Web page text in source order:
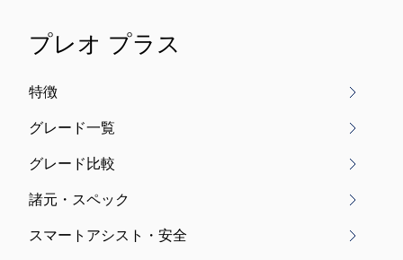
プレオ プラス
特徴
グレード一覧
グレード比較
諸元・スペック
スマートアシスト・安全